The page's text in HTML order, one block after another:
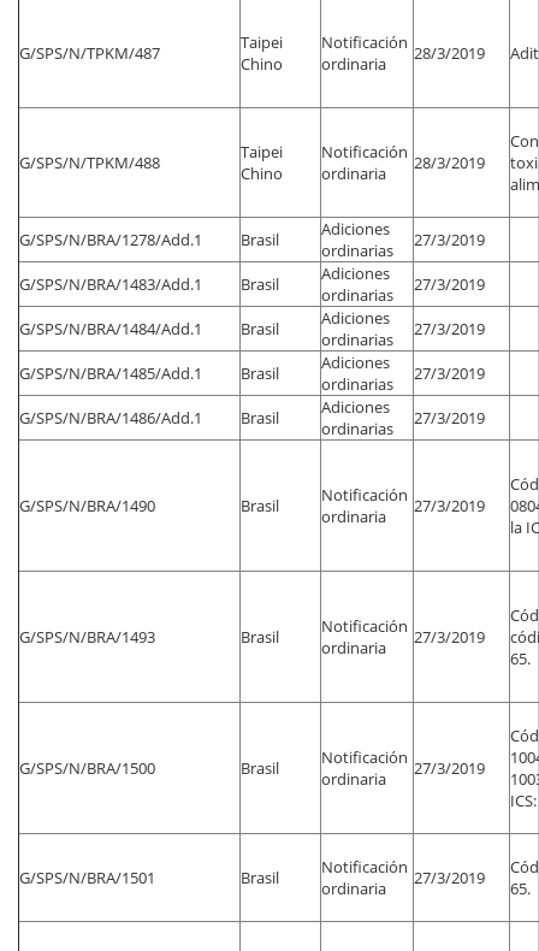
G/SPS/N/TPKM/487
Taipei
Chino
Notificación
ordinaria
28/3/2019
G/SPS/N/TPKM/488
Taipei
Chino
Notificación
ordinaria
28/3/2019
G/SPS/N/BRA/1278/Add.1 Brasil
Adiciones
ordinarias
27/3/2019
G/SPS/N/BRA/1483/Add.1 Brasil
Adiciones
ordinarias
27/3/2019
G/SPS/N/BRA/1484/Add.1 Brasil
Adiciones
ordinarias
27/3/2019
G/SPS/N/BRA/1485/Add.1 Brasil
Adiciones
ordinarias
27/3/2019
G/SPS/N/BRA/1486/Add.1 Brasil
Adiciones
ordinarias
27/3/2019
G/SPS/N/BRA/1490 Brasil
Notificación
ordinaria
27/3/2019
la
G/SPS/N/BRA/1493 Brasil
Notificación
ordinaria
27/3/2019
65.
G/SPS/N/BRA/1500 Brasil
Notificación
ordinaria
27/3/2019
G/SPS/N/BRA/1501 Brasil
Notificación
ordinaria
27/3/2019
65.